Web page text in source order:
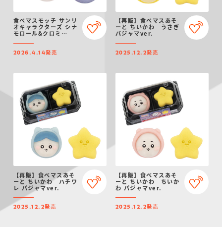
食べマスモッチ サンリ
オキャラクターズ シナ
モロール&クロミ
2026.4.14発売
【再販】食べマスあそ
ーと ちいかわ うさぎ
パジャマver.
2025.12.2発売
【再販】食べマスあそ
ーと ちいかわ ハチワ
レ パジャマver.
2025.12.2発売
【再販】食べマスあそ
ーと ちいかわ ちいか
わ パジャマver.
2025.12.2発売